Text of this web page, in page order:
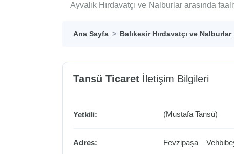
Ayvalık Hırdavatçı ve Nalburlar arasında
Ana Sayfa Balıkesir Hırdavatçı ve Nalburlar
Tansü Ticaret İletişim Bilgileri
Yetkili: (Mustafa Tansü)
Adres: Fevzipaşa –